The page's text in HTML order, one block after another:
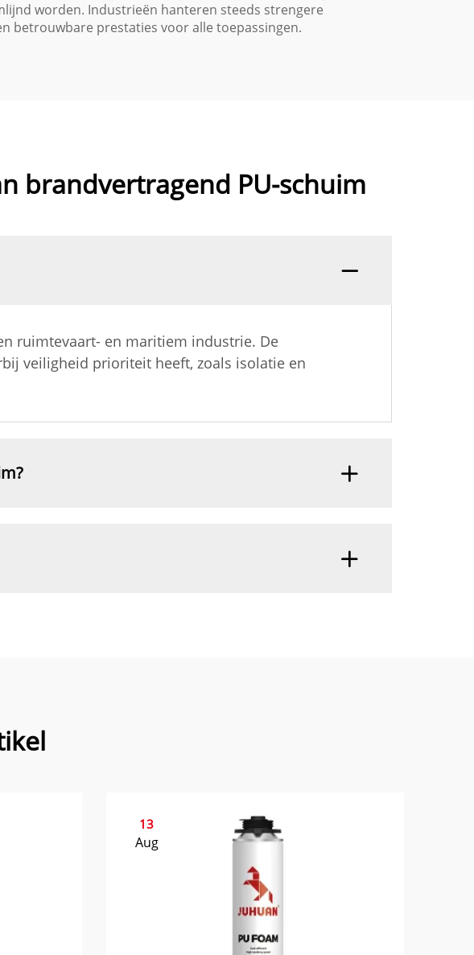
worden. Industrieën hanteren steeds strengere
betrouwbare prestaties voor alle toepassingen.
brandvertragend PU-schuim
ruimtevaart- en maritiem industrie. De
veiligheid prioriteit heeft, zoals isolatie en
13
Aug